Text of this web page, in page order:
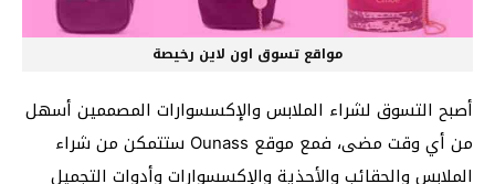
مواقع تسوق اون لاين رخيصة
أصبح التسوق لشراء الملابس والإكسسوارات المصممين أسهل
من أي وقت مضى، فمع موقع Ounass ستتمكن من شراء
الملابس والحقائب والأحذية والإكسسوارات وأدوات التجميل